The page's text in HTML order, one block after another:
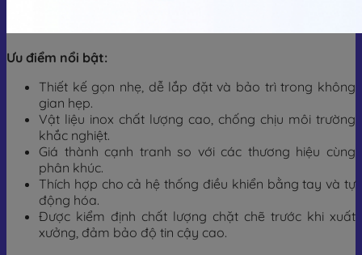
Ưu điểm nổi bật:
Thiết kế gọn nhẹ, dễ lắp đặt và bảo trì trong không
gian hẹp.
Vật liệu inox chất lượng cao, chống chịu môi trường
khắc nghiệt.
Giá thành cạnh tranh so với các thương hiệu cùng
phân khúc.
Thích hợp cho cả hệ thống điều khiển bằng tay và tự
động hóa.
Được kiểm định chất lượng chặt chẽ trước khi xuất
xưởng, đảm bảo độ tin cậy cao.